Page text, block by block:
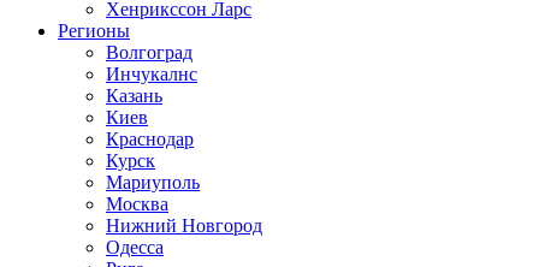
Хенрикссон Ларс
Регионы
Волгоград
Инчукалнс
Казань
Киев
Краснодар
Курск
Мариуполь
Москва
Нижний Новгород
Одесса